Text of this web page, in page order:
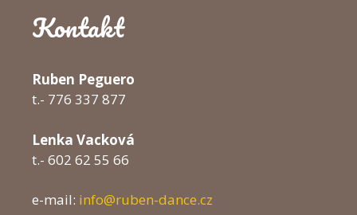
Kontakt
Ruben Peguero
t.- 776 337 877
Lenka Vacková
t.- 602 62 55 66
e-mail: info@ruben-dance.cz